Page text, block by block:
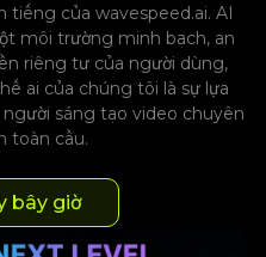
tiếng của wavespeed.ai. AI
môi trường minh bạch, an
riêng tư của người dùng,
ai của chúng tôi là sự lựa
sáng tạo video chuyên
toàn cầu.
bây giờ